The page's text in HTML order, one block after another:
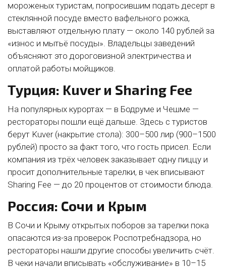
мороженых туристам, попросившим подать десерт в
стеклянной посуде вместо вафельного рожка,
выставляют отдельную плату — около 140 рублей за
«износ и мытьё посуды». Владельцы заведений
объясняют это дороговизной электричества и
оплатой работы мойщиков.
Турция: Kuver и Sharing Fee
На популярных курортах — в Бодруме и Чешме —
рестораторы пошли ещё дальше. Здесь с туристов
берут Kuver (накрытие стола): 300–500 лир (900–1500
рублей) просто за факт того, что гость присел. Если
компания из трёх человек заказывает одну пиццу и
просит дополнительные тарелки, в чек вписывают
Sharing Fee — до 20 процентов от стоимости блюда.
Россия: Сочи и Крым
В Сочи и Крыму открытых поборов за тарелки пока
опасаются из-за проверок Роспотребнадзора, но
рестораторы нашли другие способы увеличить счёт.
В чеки начали вписывать «обслуживание» в 10–15